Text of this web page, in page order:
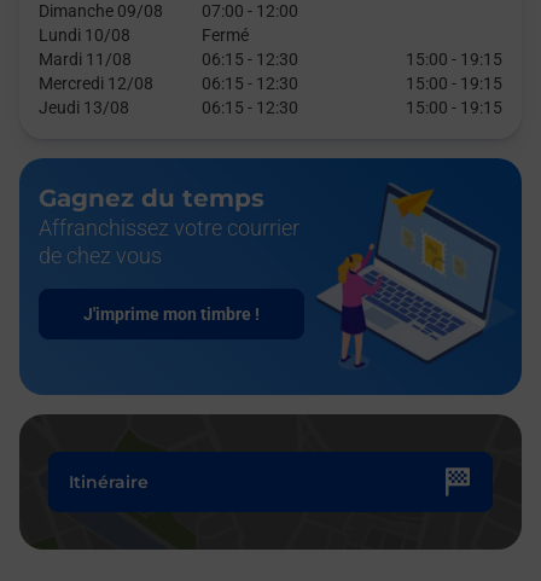
Dimanche 09/08
07:00 - 12:00
Lundi 10/08
Fermé
Mardi 11/08
06:15 - 12:30 15:00 - 19:15
Mercredi 12/08
06:15 - 12:30 15:00 - 19:15
Jeudi 13/08
06:15 - 12:30 15:00 - 19:15
Gagnez du temps
Affranchissez votre courrier
de chez vous
J'imprime mon timbre !
Itinéraire